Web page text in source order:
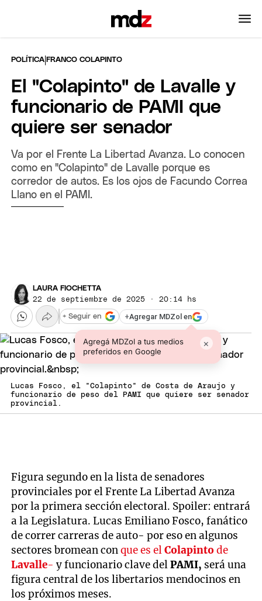
POLÍTICA |FRANCO COLAPINTO
El "Colapinto" de Lavalle y
funcionario de PAMI que
quiere ser senador
Va por el Frente La Libertad Avanza. Lo conocen
como en "Colapinto" de Lavalle porque es
corredor de autos. Es los ojos de Facundo Correa
Llano en el PAMI.
LAURA FIOCHETTA
22 de septiembre de 2025 · 20:14 hs
+Agregar MDZol en
Agregá MDZol a tus medios
preferidos en Google
×
+ Seguir en
Lucas Fosco, el "Colapinto" de Costa de Araujo y
funcionario de peso del PAMI que quiere ser senador
provincial.
Figura segundo en la lista de senadores
provinciales por el Frente La Libertad Avanza
por la primera sección electoral. Spoiler: entrará
a la Legislatura. Lucas Emiliano Fosco, fanático
de correr carreras de auto- por eso en algunos
sectores bromean conque es elColapintode
Lavalle-y funcionario clave delPAMI, será una
figura central de los libertarios mendocinos en
los próximos meses.